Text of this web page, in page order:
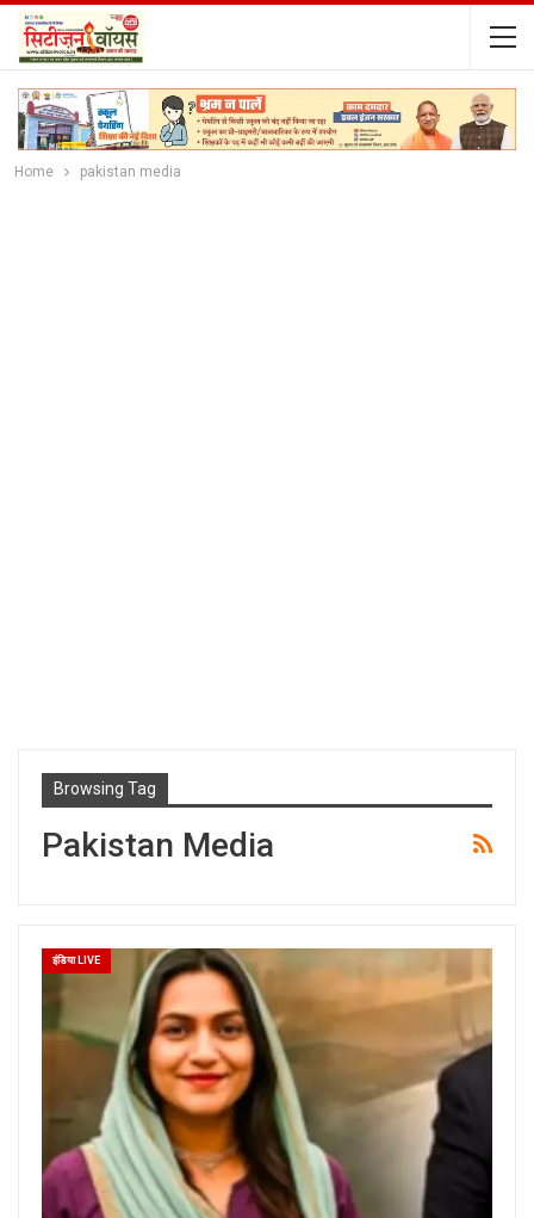
Home pakistan media
Browsing Tag
Pakistan Media
इंडिया LIVE